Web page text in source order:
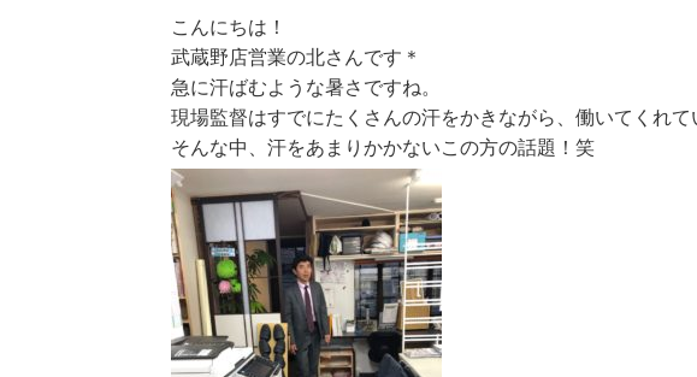
こんにちは！
武蔵野店営業の北さんです＊
急に汗ばむような暑さですね。
現場監督はすでにたくさんの汗をかきながら、働いてくれて
そんな中、汗をあまりかかないこの方の話題！笑